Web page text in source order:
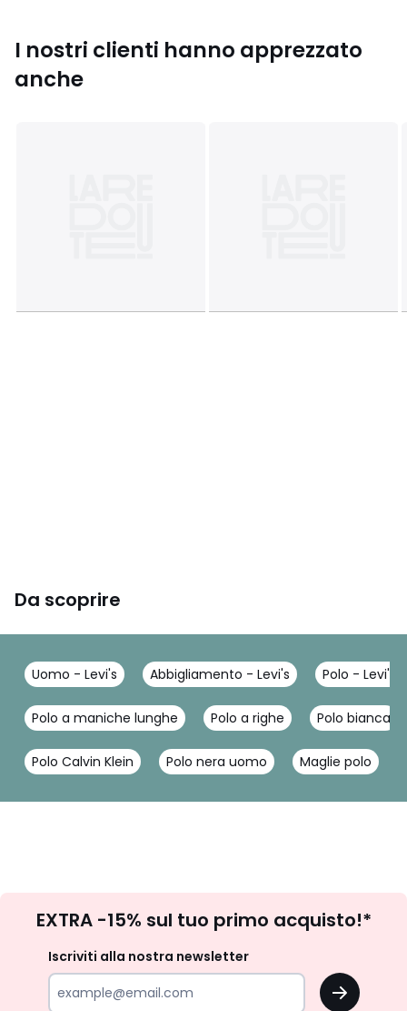
S, M
I nostri clienti hanno apprezzato
anche
Da scoprire
Uomo - Levi's Abbigliamento - Levi's Polo - Levi's
Polo a maniche lunghe Polo a righe Polo bianca
Polo Calvin Klein Polo nera uomo Maglie polo
newsletter
EXTRA -15% sul tuo primo acquisto!*
Iscriviti alla nostra newsletter
OK